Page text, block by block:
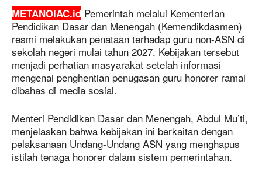
METANOIAC.id Pemerintah melalui Kementerian
Pendidikan Dasar dan Menengah (Kemendikdasmen)
resmi melakukan penataan terhadap guru non-ASN di
sekolah negeri mulai tahun 2027. Kebijakan tersebut
menjadi perhatian masyarakat setelah informasi
mengenai penghentian penugasan guru honorer ramai
dibahas di media sosial.
Menteri Pendidikan Dasar dan Menengah, Abdul Mu’ti,
menjelaskan bahwa kebijakan ini berkaitan dengan
pelaksanaan Undang-Undang ASN yang menghapus
istilah tenaga honorer dalam sistem pemerintahan.